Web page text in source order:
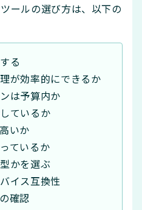
ールの選び方は、以下の
る
が効率的にできるか
は予算内か
ているか
いか
ているか
かを選ぶ
イス互換性
確認